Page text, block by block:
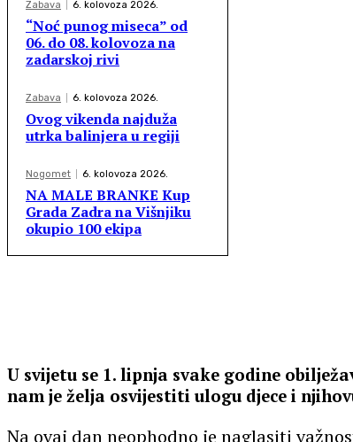
Zabava 6. kolovoza 2026.
“Noć punog miseca” od
06. do 08. kolovoza na
zadarskoj rivi
Zabava 6. kolovoza 2026.
Ovog vikenda najduža
utrka balinjera u regiji
Nogomet 6. kolovoza 2026.
NA MALE BRANKE Kup
Grada Zadra na Višnjiku
okupio 100 ekipa
U svijetu se 1. lipnja svake godine
nam je želja osvijestiti ulogu djece i
Na ovaj dan neophodno je naglasiti